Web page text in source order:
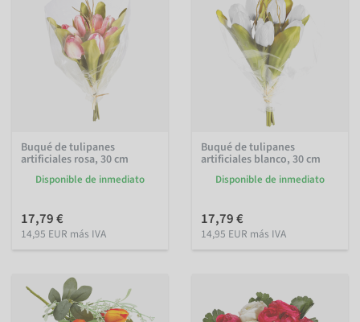
Buqué de tulipanes
artificiales rosa, 30 cm
Disponible de inmediato
17,79 €
14,95 EUR más IVA
Buqué de tulipanes
artificiales blanco, 30 cm
Disponible de inmediato
17,79 €
14,95 EUR más IVA